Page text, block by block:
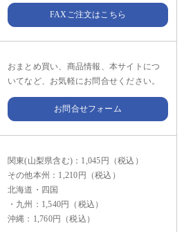
FAXご注文はこちら
おまとめ買い、商品情報、本サイトにつ
いてなど、お気軽にお問合せください。
お問合せフォーム
関東(山梨県含む)：1,045円（税込）
その他本州：1,210円（税込）
北海道・四国
・九州：1,540円（税込）
沖縄：1,760円（税込）